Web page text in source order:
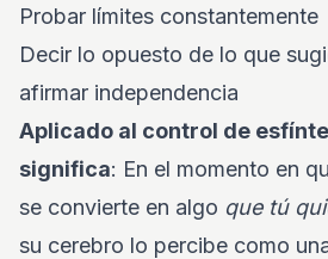
Probar límites constantemente
Decir lo opuesto de lo que
afirmar independencia
Aplicado al control de
significa: En el momento en
se convierte en algo que tú
su cerebro lo percibe como